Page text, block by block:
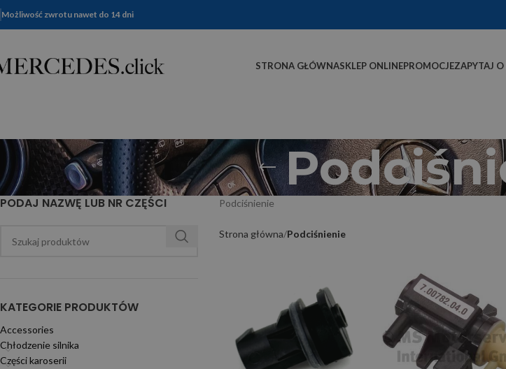
Możliwość zwrotu nawet do 14 dni
STRONA GŁÓWNASKLEP ONLINEPROMOCJEZAPYTAJ
PODAJ NAZWĘ LUB NR CZĘŚCI
KATEGORIE PRODUKTÓW
Accessories
Chłodzenie silnika
Części karoserii
Podciśnienie
Strona główna Podciśnienie